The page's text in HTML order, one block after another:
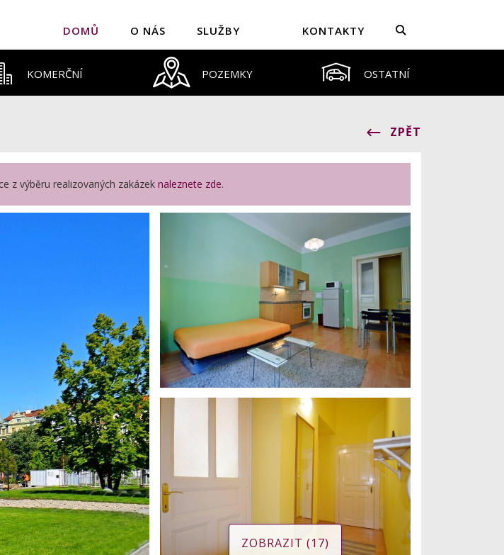
DOMŮ O NÁS SLUŽBY KONTAKTY
KOMERČNÍ POZEMKY OSTATNÍ
ZPĚT
z výběru realizovaných zakázek naleznete zde.
ZOBRAZIT (17)